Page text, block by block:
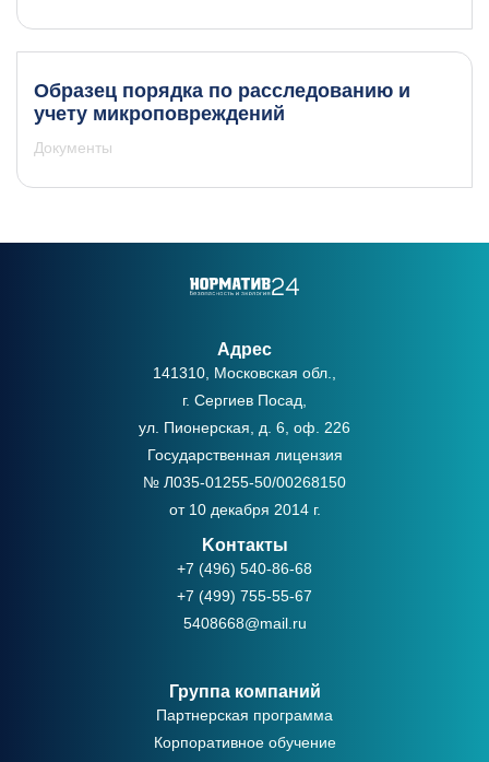
Образец порядка по расследованию и
учету микроповреждений
Документы
Адрес
141310, Московская обл.,
г. Сергиев Посад,
ул. Пионерская, д. 6, оф. 226
Государственная лицензия
№ Л035-01255-50/00268150
от 10 декабря 2014 г.
Kонтакты
+7 (496) 540-86-68
+7 (499) 755-55-67
5408668@mail.ru
Группа компаний
Партнерская программа
Корпоративное обучение